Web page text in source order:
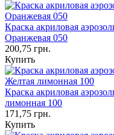
Краска акриловая
Оранжевая 050
200,75 грн.
Купить
Краска акриловая
лимонная 100
171,75 грн.
Купить